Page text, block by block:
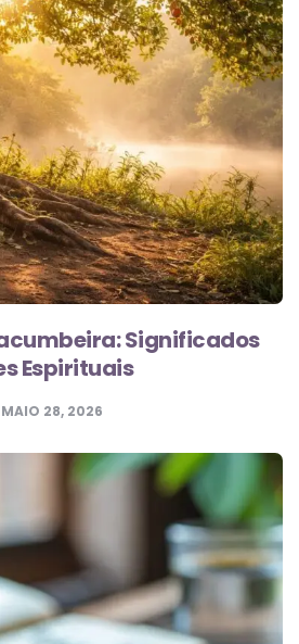
Significados
Espirituais
MAIO 28, 2026